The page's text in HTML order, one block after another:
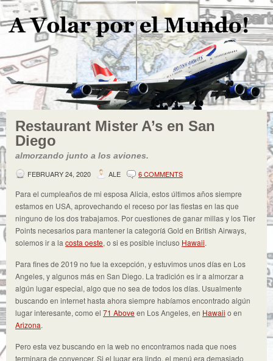
Restaurant Mister A’s en San
Diego
almorzando junto a los aviones.
FEBRUARY 24, 2020
ALE 6 COMMENTS
Para el cumpleaños de mi esposa Alicia, estos últimos años siempre
estamos en USA, aprovechando el receso por las fiestas en las que
ninguno de los dos trabajamos. Por cuestiones de ganar millas y los Tier
Points necesarios para mantener la categoríá Gold en British Airways,
solemos ir a la costa oeste, o si es posible incluso Hawaii.
Para fines de 2019 no fue la excepción, y estuvimos unos días en Los
Angeles, y algunos más en San Diego. La tradición es ir a almorzar a
algún lugar especial, algo que no sea de todos los días. Usualmente
buscando en internet hasta ahora siempre habíamos encontrado algún
lugar interesante, como el 71 Above en Los Angeles, en Hawaii o en
Arizona.
Pero esta vez buscando en la web no encontramos nada que noes
terminara de convencer. Si el lugar era lindo, el menú era demasiado